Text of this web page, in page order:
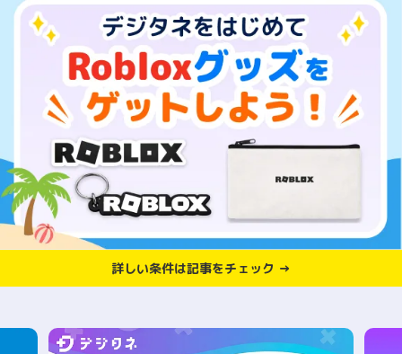
詳しい条件は記事をチェック →